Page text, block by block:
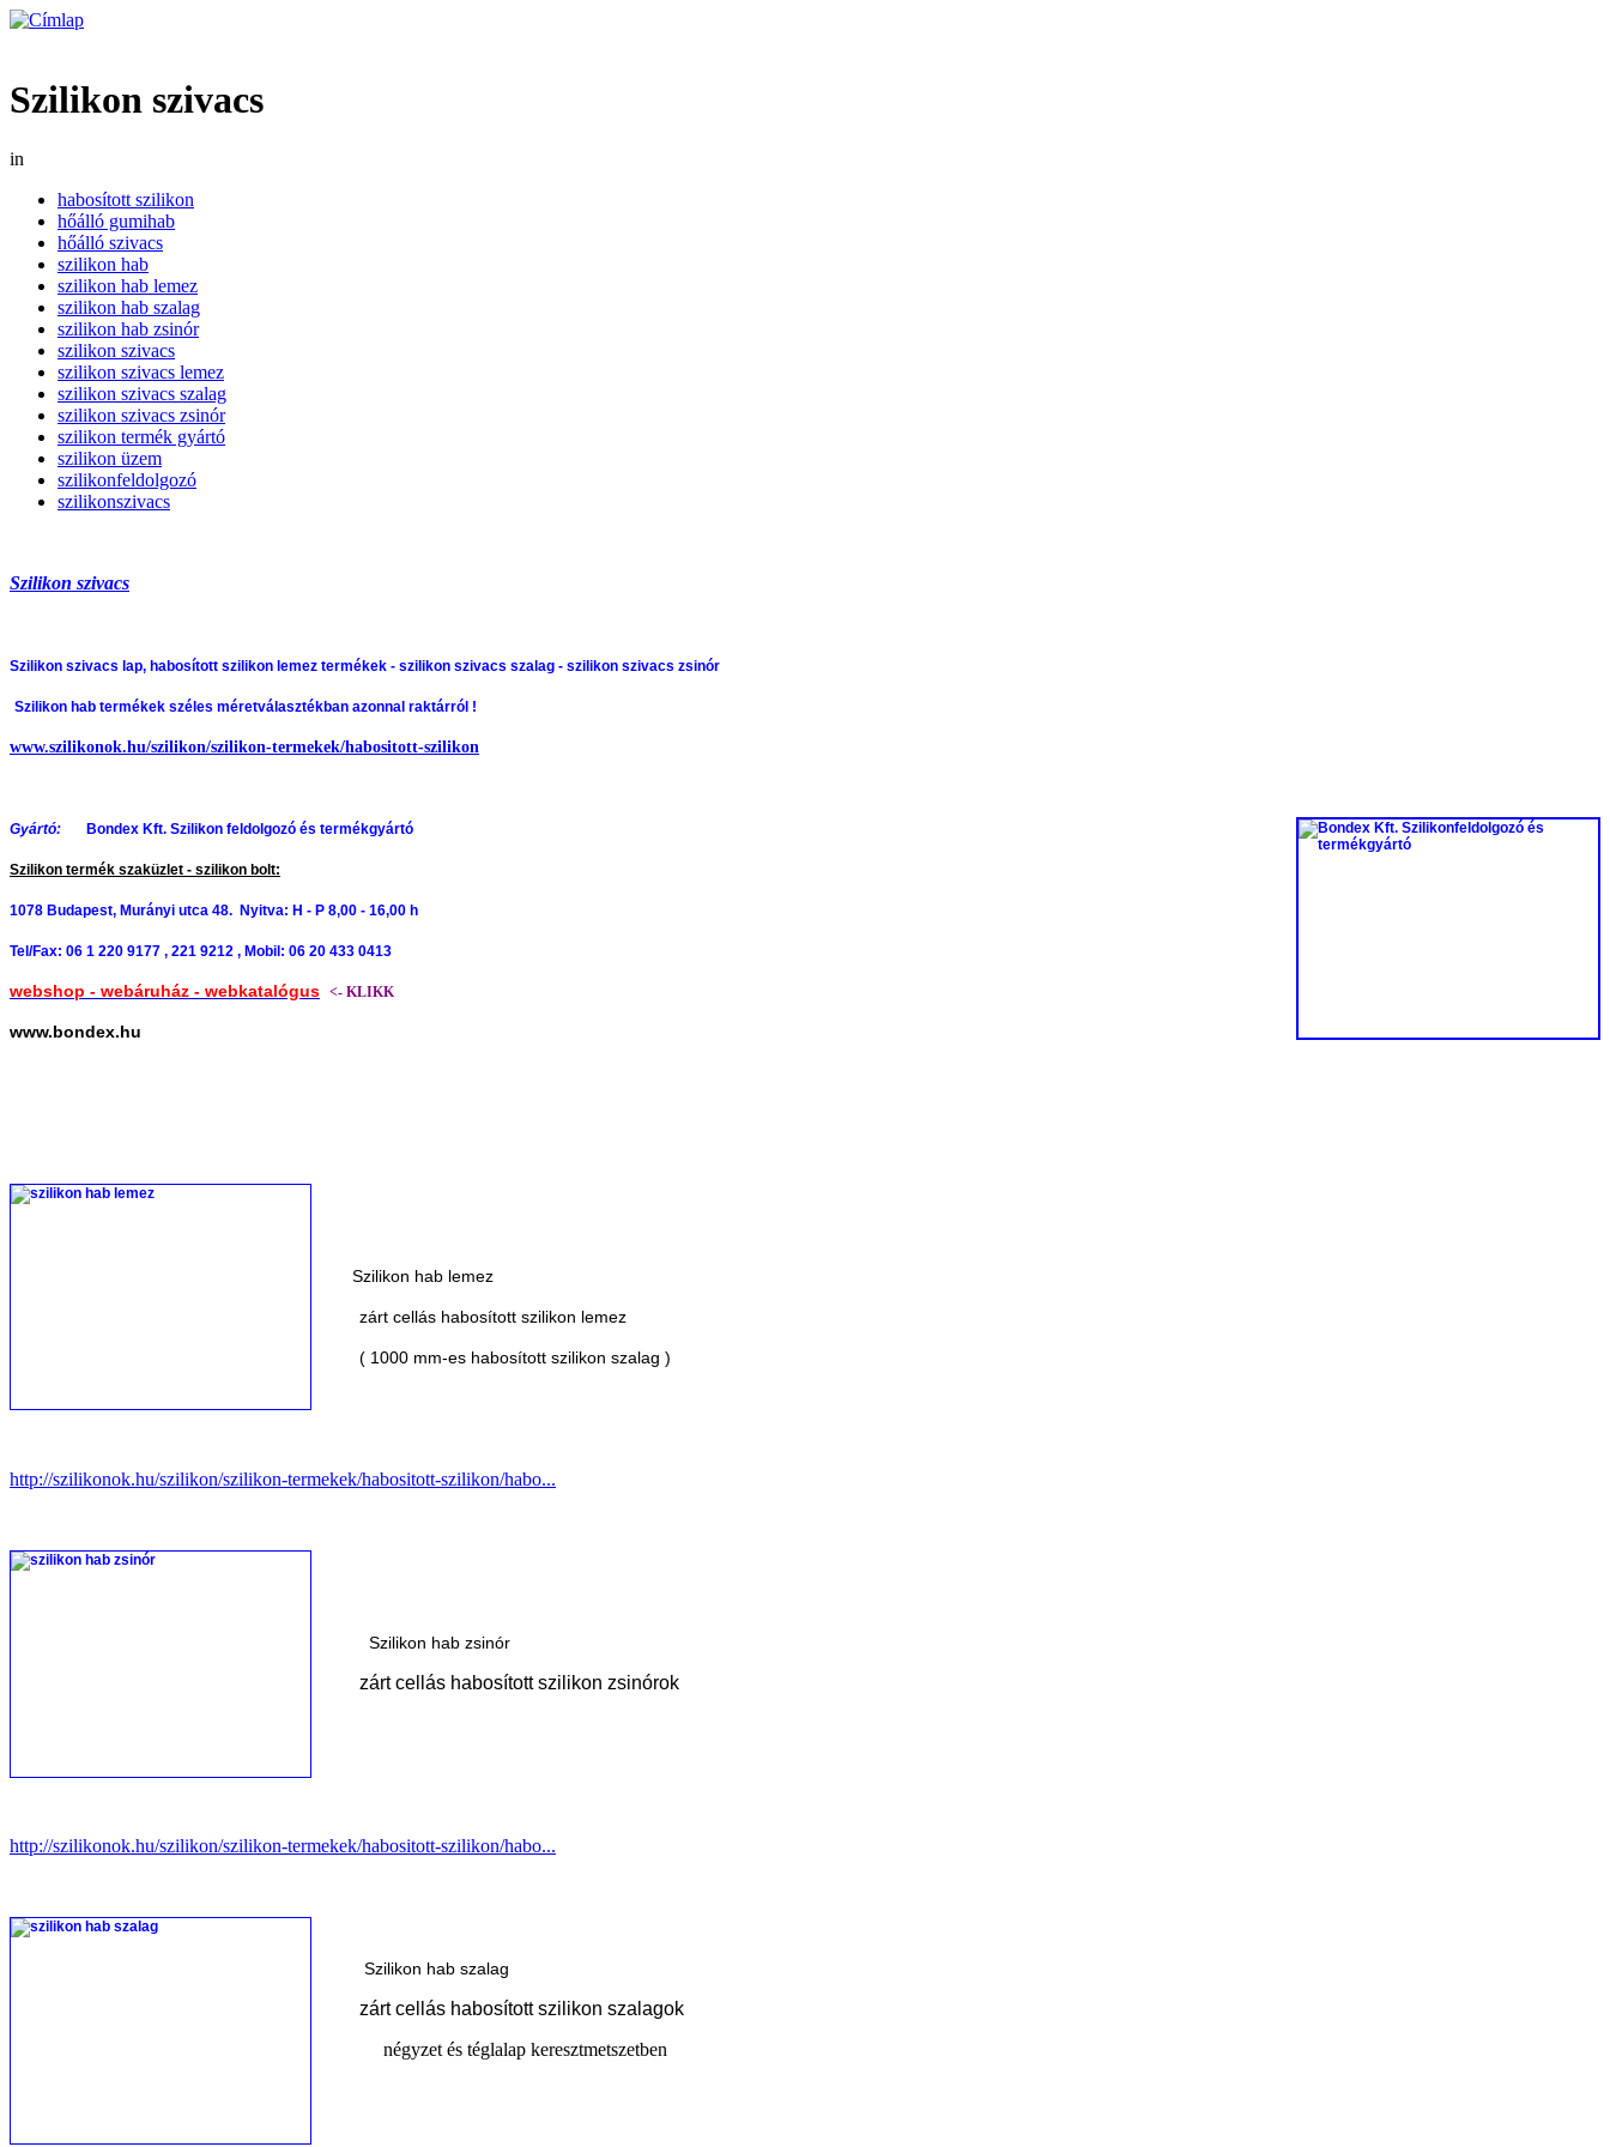
Szilikon szivacs
in
habosított szilikon
hőálló gumihab
hőálló szivacs
szilikon hab
szilikon hab lemez
szilikon hab szalag
szilikon hab zsinór
szilikon szivacs
szilikon szivacs lemez
szilikon szivacs szalag
szilikon szivacs zsinór
szilikon termék gyártó
szilikon üzem
szilikonfeldolgozó
szilikonszivacs
Szilikon szivacs
Szilikon szivacs lap, habosított szilikon lemez termékek - szilikon szivacs szalag - szilikon szivacs zsinór
Szilikon hab termékek széles méretválasztékban azonnal raktárról !
www.szilikonok.hu/szilikon/szilikon-termekek/habositott-szilikon
Gyártó: Bondex Kft. Szilikon feldolgozó és termékgyártó
Szilikon termék szaküzlet - szilikon bolt:
1078 Budapest, Murányi utca 48. Nyitva: H - P 8,00 - 16,00 h
Tel/Fax: 06 1 220 9177 , 221 9212 , Mobil: 06 20 433 0413
webshop - webáruház - webkatalógus <- KLIKK
www.bondex.hu
Szilikon hab lemez
zárt cellás habosított szilikon lemez
( 1000 mm-es habosított szilikon szalag )
http://szilikonok.hu/szilikon/szilikon-termekek/habositott-szilikon/habo...
Szilikon hab zsinór
zárt cellás habosított szilikon zsinórok
http://szilikonok.hu/szilikon/szilikon-termekek/habositott-szilikon/habo...
Szilikon hab szalag
zárt cellás habosított szilikon szalagok
négyzet és téglalap keresztmetszetben